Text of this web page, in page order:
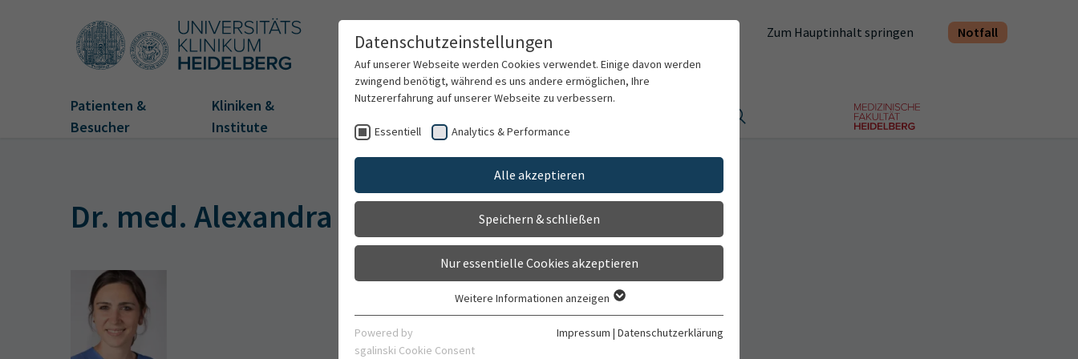
Zum Hauptinhalt springen Notfall
Patienten &
Besucher
Kliniken &
Institute
Dr. med. Alexandra Filipov
Datenschutzeinstellungen
Auf unserer Webseite werden Cookies verwendet. Einige davon werden
zwingend benötigt, während es uns andere ermöglichen, Ihre
Nutzererfahrung auf unserer Webseite zu verbessern.
Essentiell Analytics & Performance
Alle akzeptieren
Speichern & schließen
Nur essentielle Cookies akzeptieren
Essentielle Cookies werden für grundlegende Funktionen der Webseite
benötigt. Dadurch ist gewährleistet, dass die Webseite einwandfrei
Weitere Informationen anzeigen
Powered by
sgalinski Cookie Consent
Impressum | Datenschutzerklärung